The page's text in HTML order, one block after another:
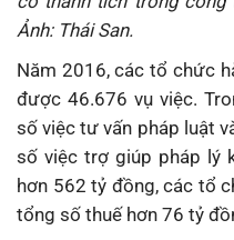
Ảnh: Thái San.
Năm 2016, các tổ chức
được 46.676 vụ việc.
số việc tư vấn pháp luật
số việc trợ giúp pháp lý
hơn 562 tỷ đồng, các tổ
tổng số thuế hơn 76 tỷ